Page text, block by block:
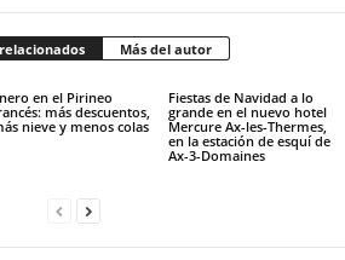
Más del autor
en el Pirineo
más descuentos,
nieve y menos colas
Fiestas de Navidad a lo
grande en el nuevo hotel
Mercure Ax-les-Thermes,
en la estación de esquí de
Ax-3-Domaines